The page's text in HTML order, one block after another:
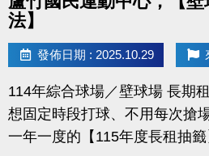
喔！
洽詢專線
(03)263-9066 分機111
小提醒：
每人限登記一輛車，不得重複
法】
發佈日期 : 2025.10.29
114年綜合球場／壁球場 長期
想固定時段打球、不用每次搶
一年一度的【115年度長租抽籤